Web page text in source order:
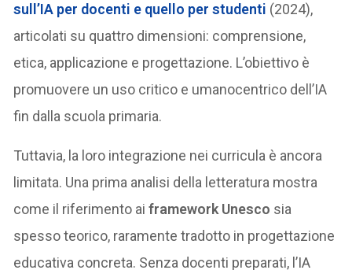
sull’IA per docenti e quello per studenti (2024),
articolati su quattro dimensioni: comprensione,
etica, applicazione e progettazione. L’obiettivo è
promuovere un uso critico e umanocentrico dell’IA
fin dalla scuola primaria.
Tuttavia, la loro integrazione nei curricula è ancora
limitata. Una prima analisi della letteratura mostra
come il riferimento aiframework Unesco sia
spesso teorico, raramente tradotto in progettazione
educativa concreta. Senza docenti preparati, l’IA